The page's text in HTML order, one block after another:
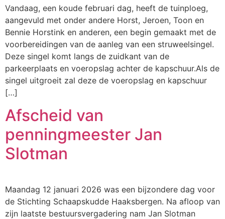
Vandaag, een koude februari dag, heeft de tuinploeg,
aangevuld met onder andere Horst, Jeroen, Toon en
Bennie Horstink en anderen, een begin gemaakt met de
voorbereidingen van de aanleg van een struweelsingel.
Deze singel komt langs de zuidkant van de
parkeerplaats en voeropslag achter de kapschuur.Als de
singel uitgroeit zal deze de voeropslag en kapschuur
[…]
Afscheid van
penningmeester Jan
Slotman
Maandag 12 januari 2026 was een bijzondere dag voor
de Stichting Schaapskudde Haaksbergen. Na afloop van
zijn laatste bestuursvergadering nam Jan Slotman